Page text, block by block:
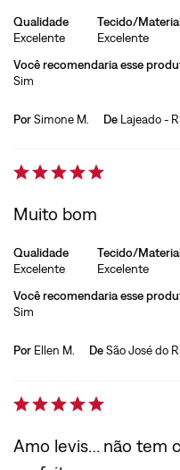
Qualidade
Excelente
Tecido/
Excelente
Você recomendaria esse
Sim
PorSimone M. De Lajeado -
Muito bom
Qualidade
Excelente
Tecido/
Excelente
Você recomendaria esse
Sim
Por Ellen M. DeSão José do
Amo levis… não tem